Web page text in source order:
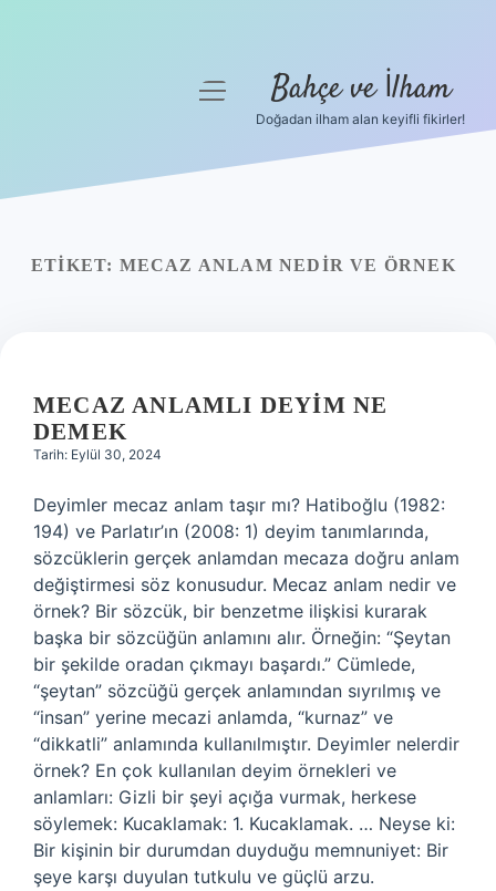
Yasal Uyarı
menüyü
Bahçe ve İlham
Doğadan ilham alan keyifli fikirler!
ETIKET: MECAZ ANLAM NEDIR VE ÖRNEK
MECAZ ANLAMLI DEYIM NE
DEMEK
Tarih: Eylül 30, 2024
Deyimler mecaz anlam taşır mı? Hatiboğlu (1982:
194) ve Parlatır’ın (2008: 1) deyim tanımlarında,
sözcüklerin gerçek anlamdan mecaza doğru anlam
değiştirmesi söz konusudur. Mecaz anlam nedir ve
örnek? Bir sözcük, bir benzetme ilişkisi kurarak
başka bir sözcüğün anlamını alır. Örneğin: “Şeytan
bir şekilde oradan çıkmayı başardı.” Cümlede,
“şeytan” sözcüğü gerçek anlamından sıyrılmış ve
“insan” yerine mecazi anlamda, “kurnaz” ve
“dikkatli” anlamında kullanılmıştır. Deyimler nelerdir
örnek? En çok kullanılan deyim örnekleri ve
anlamları: Gizli bir şeyi açığa vurmak, herkese
söylemek: Kucaklamak: 1. Kucaklamak. … Neyse ki:
Bir kişinin bir durumdan duyduğu memnuniyet: Bir
şeye karşı duyulan tutkulu ve güçlü arzu.